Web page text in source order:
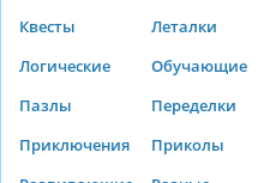
Квесты
Леталки
Логические
Обучающие
Пазлы
Переделки
Приключения
Приколы